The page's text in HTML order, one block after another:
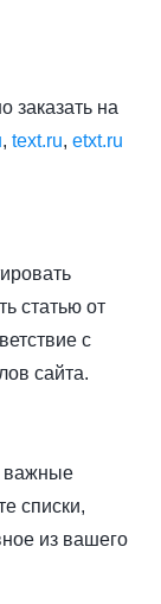
заказать на
, text.ru, etxt.ru
статью от
с
сайта.
важные
списки,
из вашего